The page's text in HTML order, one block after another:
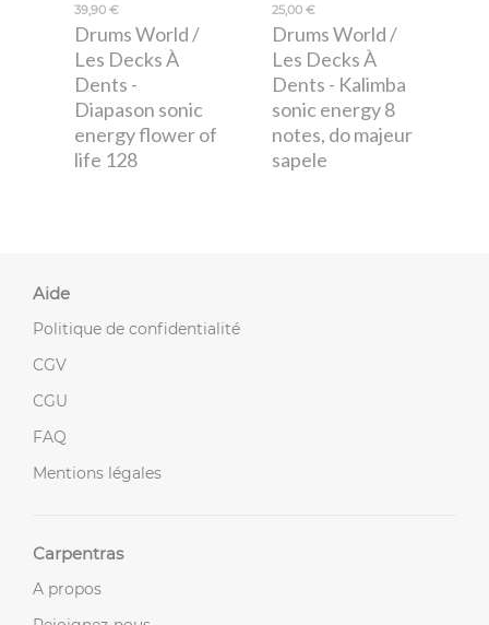
39,90 €
Drums World /
Les Decks À
Dents -
Diapason sonic
energy flower of
life 128
25,00 €
Drums World /
Les Decks À
Dents - Kalimba
sonic energy 8
notes, do majeur
sapele
Aide
Politique de confidentialité
CGV
CGU
FAQ
Mentions légales
Carpentras
A propos